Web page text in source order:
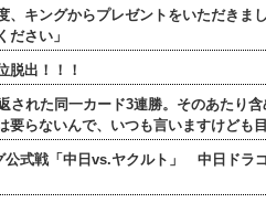
、キングからプレゼントをいただきま
ださい」
脱出！！！
された同一カード3連勝。そのあたり
要らないんで、いつも言いますけども
式戦「中日vs.ヤクルト」 中日ドラ